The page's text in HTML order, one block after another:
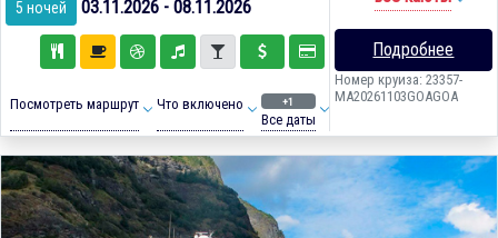
5 ночей 03.11.2026 - 08.11.2026
Посмотреть маршрут Что включено +1
Все даты
Подробнее
Номер круиза: 23357-
MA20261103GOAGOA